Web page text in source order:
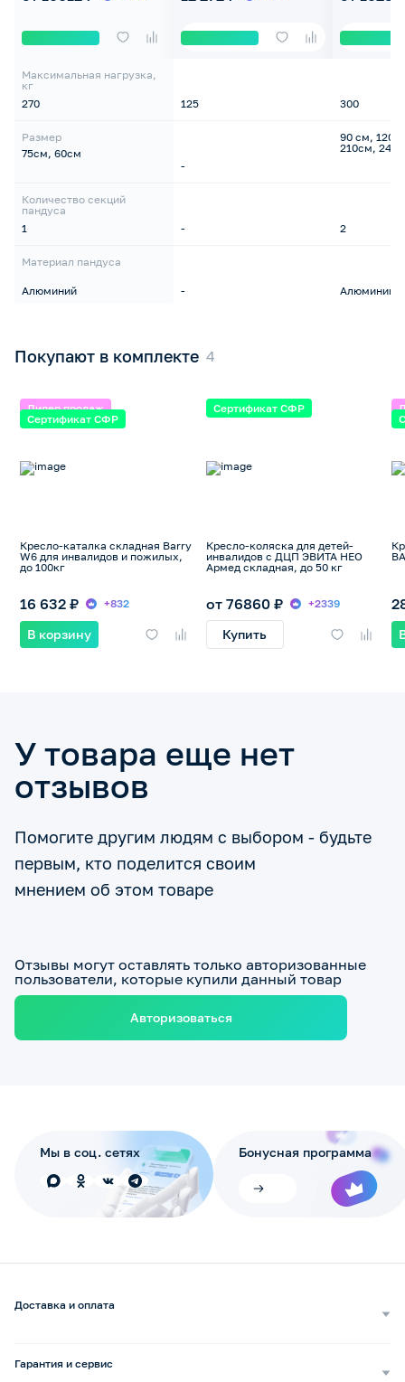
Максимальная нагрузка,
кг
270
Размер
75см, 60см
Количество секций
пандуса
1
Материал пандуса
Алюминий
125
-
-
-
300
90 см, 120
210см,
2
Алюминий
Покупают в комплекте
Лидер продаж
Сертификат СФР
Кресло-каталка складная Barry
W6 для инвалидов и пожилых,
до 100кг
16 632 ₽ +832
В корзину
Сертификат СФР
Кресло-коляска для детей-
инвалидов с ДЦП ЭВИТА НЕО
Армед складная, до 50 кг
от 76860 ₽ +2339
Купить
У товара еще нет
отзывов
Помогите другим людям с выбором - будьте
первым, кто поделится своим
мнением об этом товаре
Отзывы могут оставлять только авторизованные
пользователи, которые купили данный товар
Авторизоваться
Мы в соц. сетях Бонусная программа
Доставка и оплата
Гарантия и сервис